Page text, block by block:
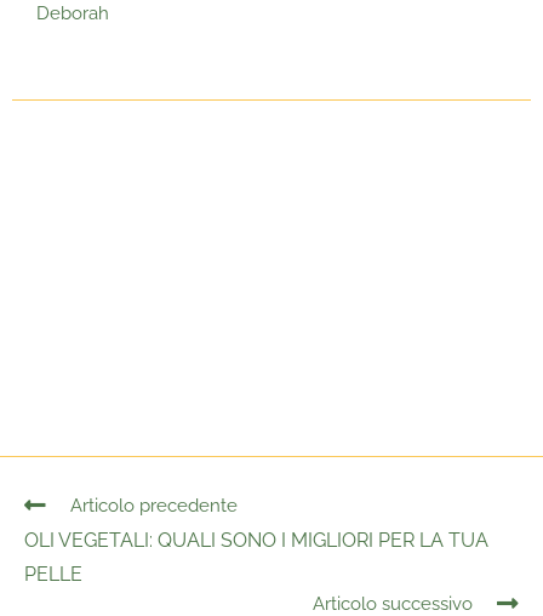
Deborah
Articolo precedente
OLI VEGETALI: QUALI SONO I MIGLIORI PER LA TUA
PELLE
Articolo successivo